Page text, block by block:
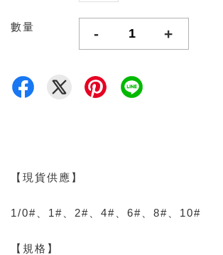
數量 - +
【現貨供應】
1/0#、1#、2#、4#、6#、8#、10#
【規格】